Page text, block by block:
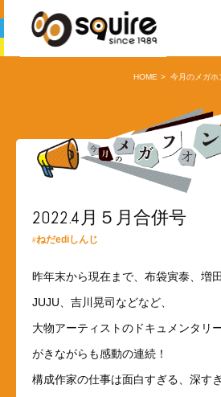
HOME 今月のメガホ
2022.4月５月合併号
ねだediしんじ
昨年末から現在まで、布袋寅泰、増
JUJU、吉川晃司などなど、
大物アーティストのドキュメンタリ
がきながらも感動の連続！
構成作家の仕事は面白すぎる、深す